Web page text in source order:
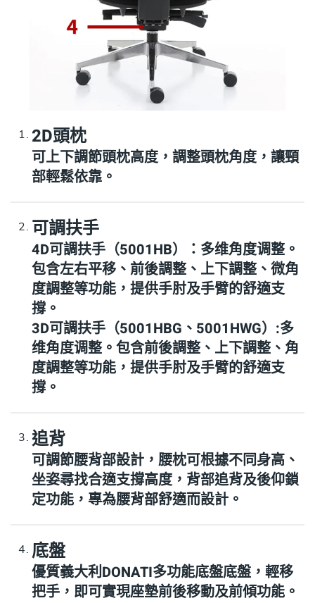
2D頭枕
可上下調節頭枕高度，調整頭枕角度，讓頸
部輕鬆依靠。
可調扶手
4D可調扶手（5001HB）：多维角度调整。
包含左右平移、前後調整、上下調整、微角
度調整等功能，提供手肘及手臂的舒適支
撐。
3D可調扶手（5001HBG、5001HWG）:多
维角度调整。包含前後調整、上下調整、角
度調整等功能，提供手肘及手臂的舒適支
撐。
追背
可調節腰背部設計，腰枕可根據不同身高、
坐姿尋找合適支撐高度，背部追背及後仰鎖
定功能，專為腰背部舒適而設計。
底盤
優質義大利DONATI多功能底盤底盤，輕移
把手，即可實現座墊前後移動及前傾功能。